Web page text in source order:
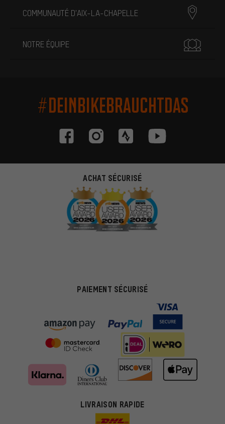
COMMUNAUTÉ D'AIX-LA-CHAPELLE
NOTRE ÉQUIPE
#DEINBIKEBRAUCHTDAS
ACHAT SÉCURISÉ
PAIEMENT SÉCURISÉ
LIVRAISON RAPIDE
Des offres plus adaptées
pertinentes. Les cookies de marketing nous aident à identifier tes
intérêts et à te présenter des offres et des conseils sur mesure.